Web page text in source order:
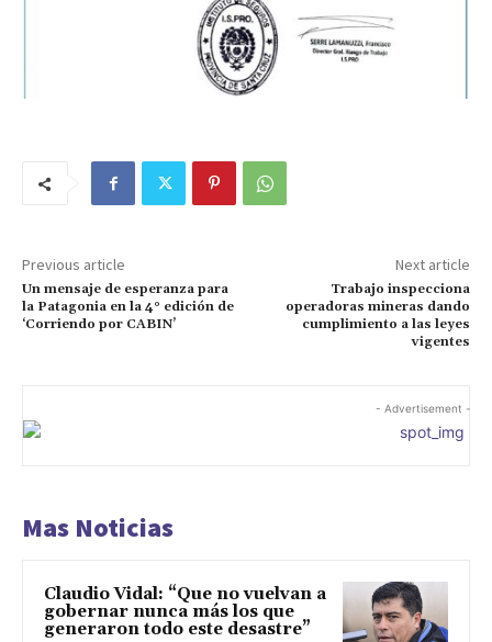
Previous article
Un mensaje de esperanza para
la Patagonia en la 4° edición de
‘Corriendo por CABIN’
Next article
Trabajo inspecciona
operadoras mineras dando
cumplimiento a las leyes
vigentes
- Advertisement -
Mas Noticias
Claudio Vidal: “Que no vuelvan a
gobernar nunca más los que
generaron todo este desastre”